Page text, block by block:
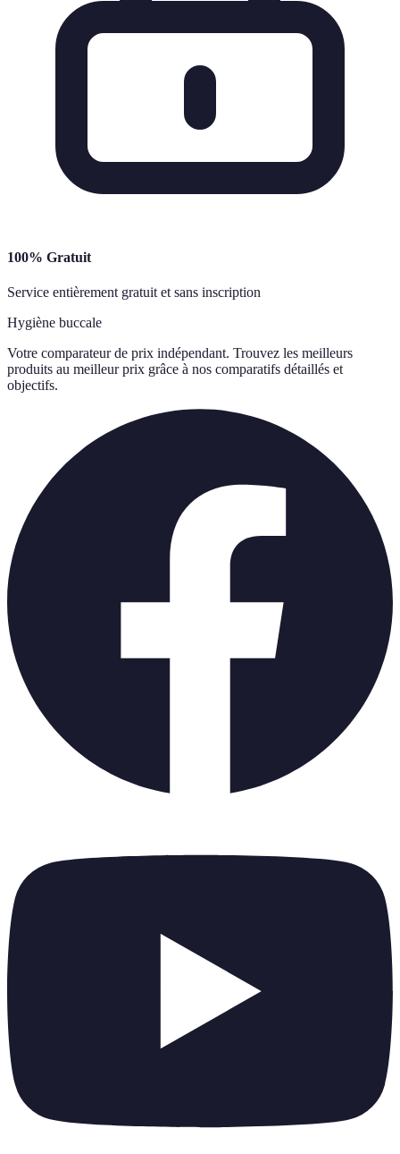
100% Gratuit
Service entièrement gratuit et sans inscription
Hygiène buccale
Votre comparateur de prix indépendant. Trouvez les meilleurs
produits au meilleur prix grâce à nos comparatifs détaillés et
objectifs.